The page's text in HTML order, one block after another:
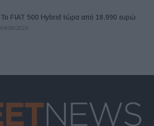
Το FIAT 500 Hybrid τώρα από 18.990 ευρώ
04/08/2026